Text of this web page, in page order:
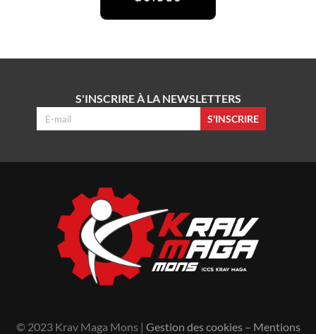
S'INSCRIRE À LA NEWSLETTERS
S'INSCRIRE
© 2023 Krav Maga Mons | Gestion des cookies– Mentions